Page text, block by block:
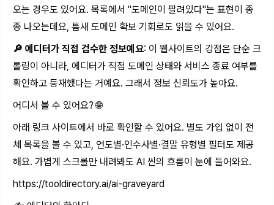
오는 경우도 있어요. 목록에서 "도메인이 팔려있다"는 표현이 종
종 나오는데요, 틈새 도메인 확보 기회로도 읽을 수 있어요.
🔎 에디터가 직접 검수한 정보예요: 이 웹사이트의 강점은 단순 크
롤링이 아니라, 에디터가 직접 도메인 상태와 서비스 종료 여부를
확인하고 등재했다는 거예요. 그래서 정보 신뢰도가 높아요.
어디서 볼 수 있어요? 🌐
아래 링크 사이트에서 바로 확인할 수 있어요. 별도 가입 없이 전
체 목록을 볼 수 있고, 연도별·인수사별·결말 유형별 필터도 제공
해요. 가볍게 스크롤만 내려봐도 AI 씬의 흐름이 눈에 들어와요.
https://tooldirectory.ai/ai-graveyard